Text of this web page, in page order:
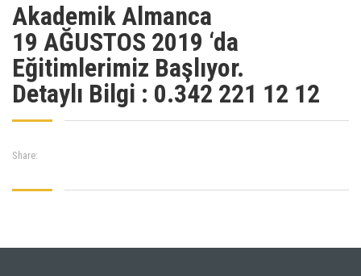
Akademik Almanca
19 AĞUSTOS 2019 ‘da
Eğitimlerimiz Başlıyor.
Detaylı Bilgi : 0.342 221 12 12
Share: